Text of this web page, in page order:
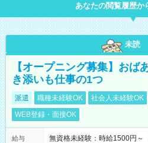
あなたの閲覧履歴か
未読
【オープニング募集】おば
き添いも仕事の1つ
派遣 職種未経験OK 社会人未経験OK
WEB登録・面接OK
給与
無資格未経験：時給1500円